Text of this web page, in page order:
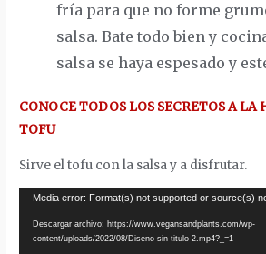
fría para que no forme
salsa. Bate todo bien y
salsa se haya espesado y
CONOCE TODOS LOS SECRETOS A LA
TOFU
Sirve el tofu con la salsa y a disfrutar.
Reproductor
de
vídeo
Media error: Format(s) not supported or source(s)
Descargar archivo: https://www.vegansandplants.com/wp-
content/uploads/2022/08/Diseno-sin-titulo-2.mp4?_=1